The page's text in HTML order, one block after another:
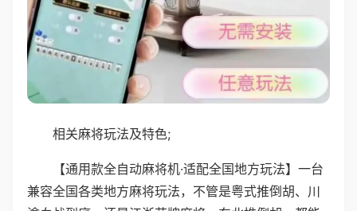
相关麻将玩法及特色;
【通用款全自动麻将机·适配全国地方玩法】一台
兼容全国各类地方麻将玩法，不管是粤式推倒胡、川